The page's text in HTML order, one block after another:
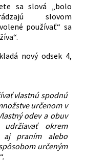
sa slová „bolo
slovom
používať“ sa
nový odsek 4,
vlastnú spodnú
určenom v
odev a obuv
okrem
aj praním alebo
určeným